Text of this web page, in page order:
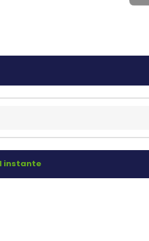
instante